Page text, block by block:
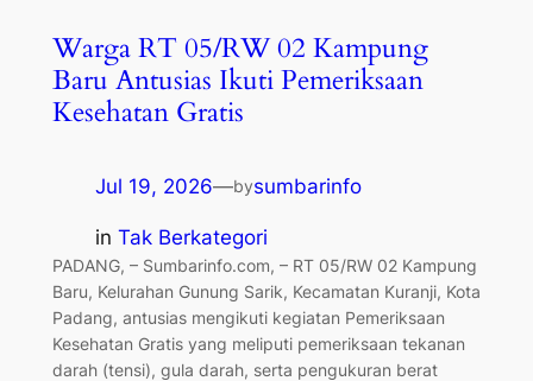
Warga RT 05/RW 02 Kampung
Baru Antusias Ikuti Pemeriksaan
Kesehatan Gratis
Jul 19, 2026—bysumbarinfo
in Tak Berkategori
PADANG, – Sumbarinfo.com, – RT 05/RW 02 Kampung
Baru, Kelurahan Gunung Sarik, Kecamatan Kuranji, Kota
Padang, antusias mengikuti kegiatan Pemeriksaan
Kesehatan Gratis yang meliputi pemeriksaan tekanan
darah (tensi), gula darah, serta pengukuran berat